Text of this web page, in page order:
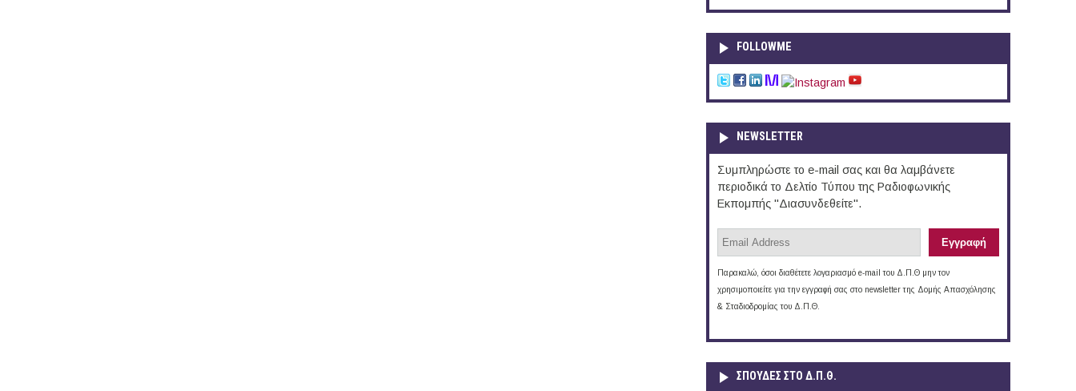
FOLLOWME
NEWSLETTER
Συμπληρώστε το e-mail σας και θα λαμβάνετε
περιοδικά το Δελτίο Τύπου της Ραδιοφωνικής
Εκπομπής "Διασυνδεθείτε".
Παρακαλώ, όσοι διαθέτετε λογαριασμό e-mail του Δ.Π.Θ μην τον
χρησιμοποιείτε για την εγγραφή σας στο newsletter της Δομής Απασχόλησης
& Σταδιοδρομίας του Δ.Π.Θ.
ΣΠΟΥΔΈΣ ΣΤΟ Δ.Π.Θ.